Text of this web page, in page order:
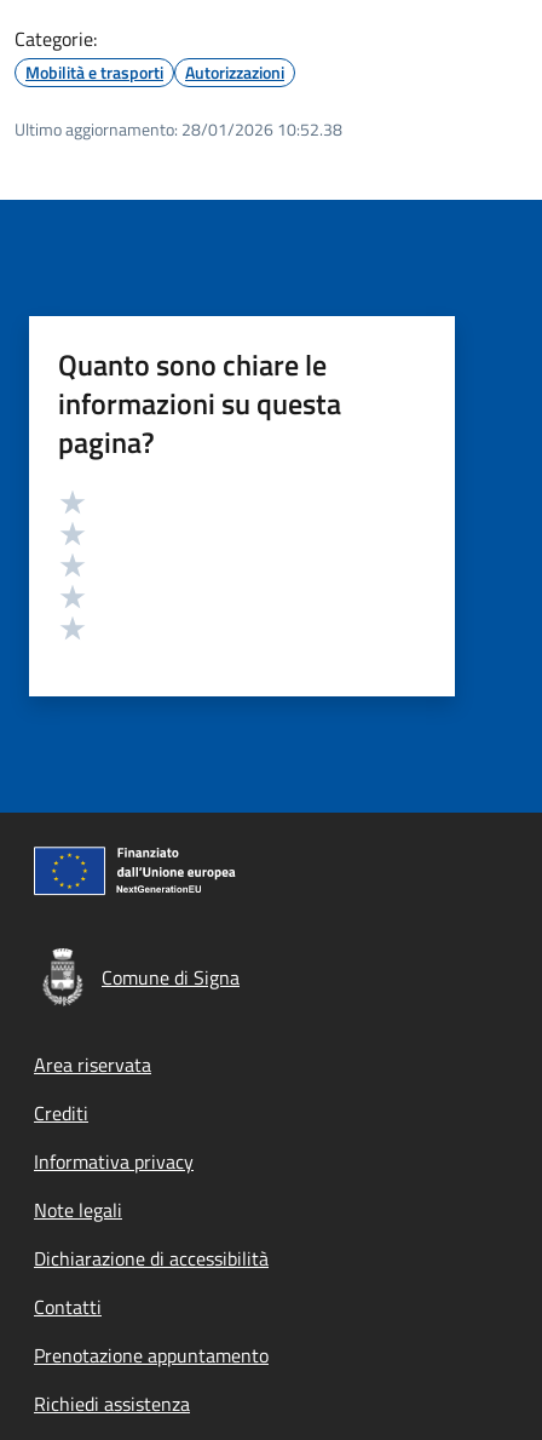
Categorie:
Mobilità e trasporti Autorizzazioni
Ultimo aggiornamento: 28/01/2026 10:52.38
Quanto sono chiare le
informazioni su questa
pagina?
Valutazione
Comune di Signa
Footer menu
Area riservata
Crediti
Informativa privacy
Note legali
Dichiarazione di accessibilità
Contatti
Prenotazione appuntamento
Richiedi assistenza